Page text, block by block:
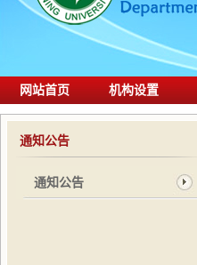
网站首页 机构设置
通知公告
通知公告